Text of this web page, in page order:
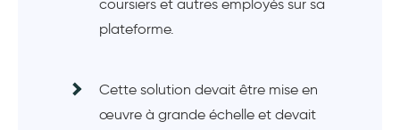
coursiers et autres employés sur sa
plateforme.
Cette solution devait être mise en
œuvre à grande échelle et devait